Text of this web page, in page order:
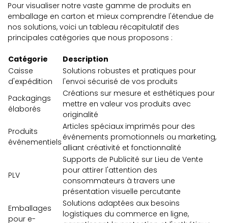
Pour visualiser notre vaste gamme de produits en
emballage en carton et mieux comprendre l'étendue de
nos solutions, voici un tableau récapitulatif des
principales catégories que nous proposons :
Catégorie
Description
Caisse
d'expédition
Solutions robustes et pratiques pour
l'envoi sécurisé de vos produits
Packagings
élaborés
Créations sur mesure et esthétiques pour
mettre en valeur vos produits avec
originalité
Produits
événementiels
Articles spéciaux imprimés pour des
événements promotionnels ou marketing,
alliant créativité et fonctionnalité
PLV
Supports de Publicité sur Lieu de Vente
pour attirer l'attention des
consommateurs à travers une
présentation visuelle percutante
Emballages
pour e-
Solutions adaptées aux besoins
logistiques du commerce en ligne,